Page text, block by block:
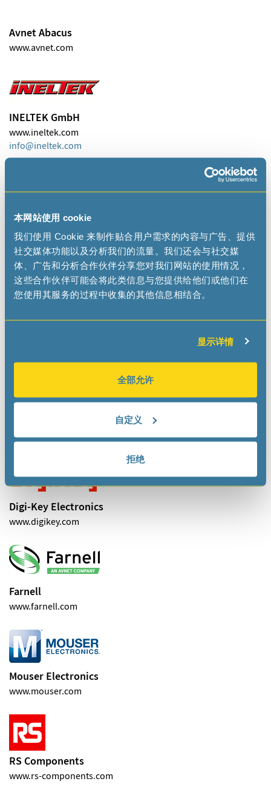
本网站使用 cookie
我们使用 Cookie 来制作贴合用户需求的内容与广告、提供
社交媒体功能以及分析我们的流量。我们还会与社交媒
体、广告和分析合作伙伴分享您对我们网站的使用情况，
这些合作伙伴可能会将此类信息与您提供给他们或他们在
您使用其服务的过程中收集的其他信息相结合。
显示详情
全部允许
自定义
拒绝
Avnet Abacus
www.avnet.com
INELTEK GmbH
www.ineltek.com
info
ineltek com
R4E
Cristian Craciunoiu
www.r4e.com.pl
ONLINE DISTRIBUTORS
www.arrow.com
Digi-Key Electronics
www.digikey.com
Farnell
www.farnell.com
Mouser Electronics
www.mouser.com
RS Components
www.rs-components.com